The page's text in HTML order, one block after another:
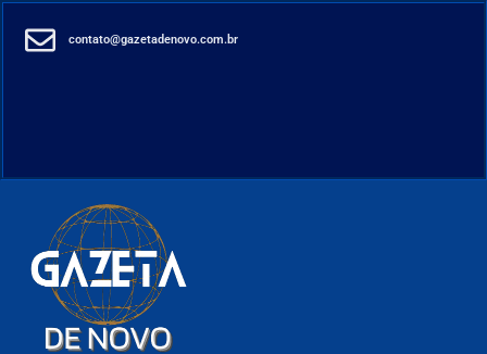
contato@gazetadenovo.com.br